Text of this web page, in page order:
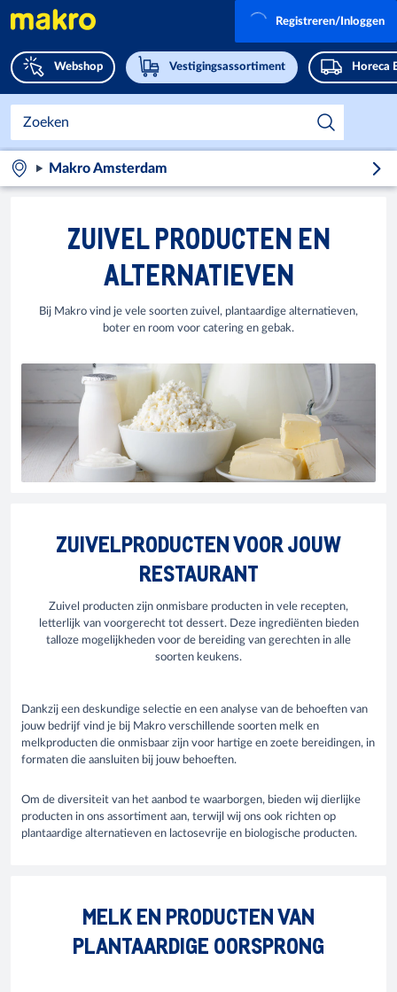
Webshop Vestigingsassortiment Horeca
Registreren/Inloggen
Makro Amsterdam
ZUIVEL PRODUCTEN EN
ALTERNATIEVEN
Bij Makro vind je vele soorten zuivel, plantaardige alternatieven,
boter en room voor catering en gebak.
ZUIVELPRODUCTEN VOOR JOUW
RESTAURANT
Zuivel producten zijn onmisbare producten in vele recepten,
letterlijk van voorgerecht tot dessert. Deze ingrediënten bieden
talloze mogelijkheden voor de bereiding van gerechten in alle
soorten keukens.
Dankzij een deskundige selectie en een analyse van de behoeften van
jouw bedrijf vind je bij Makro verschillende soorten melk en
melkproducten die onmisbaar zijn voor hartige en zoete bereidingen, in
formaten die aansluiten bij jouw behoeften.
Om de diversiteit van het aanbod te waarborgen, bieden wij dierlijke
producten in ons assortiment aan, terwijl wij ons ook richten op
plantaardige alternatieven en lactosevrije en biologische producten.
MELK EN PRODUCTEN VAN
PLANTAARDIGE OORSPRONG